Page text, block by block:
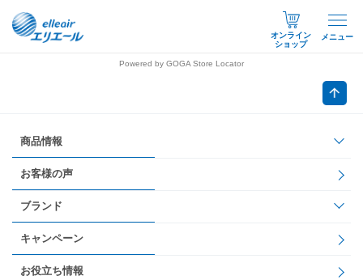
オンライン
ショップ
メニュー
Powered by GOGA Store Locator
商品情報
お客様の声
ブランド
キャンペーン
お役立ち情報